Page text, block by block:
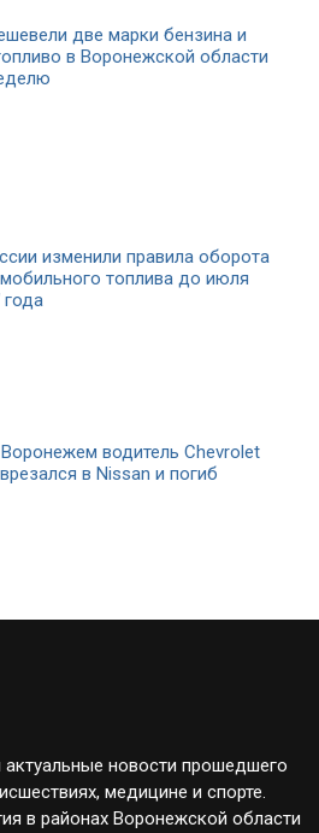
две марки бензина и
в Воронежской области
изменили правила оборота
топлива до июля
года
водитель Chevrolet
в Nissan и погиб
новости прошедшего
медицине и спорте.
в районах Воронежской области